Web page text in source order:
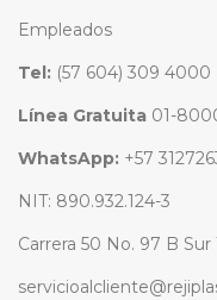
Empleados
Tel: (57 604) 309 4000
Línea Gratuita 01-
WhatsApp: +57
NIT: 890.932.124-3
Carrera 50 No. 97 B